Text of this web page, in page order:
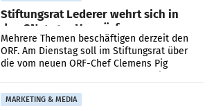
Stiftungsrat Lederer wehrt sich in
den SN gegen Vorwürfe
Mehrere Themen beschäftigen derzeit den
ORF. Am Dienstag soll im Stiftungsrat über
die vom neuen ORF-Chef Clemens Pig
MARKETING & MEDIA